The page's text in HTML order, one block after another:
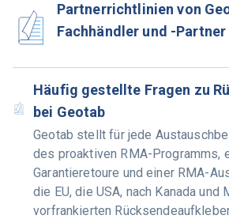
Partnerrichtlinien von
Fachhändler und -Partner
Häufig gestellte Fragen zu
bei Geotab
Geotab stellt für jede
des proaktiven RMA-Programms,
Garantieretoure und einer RMA-
die EU, die USA, nach Kanada und
vorfrankierten